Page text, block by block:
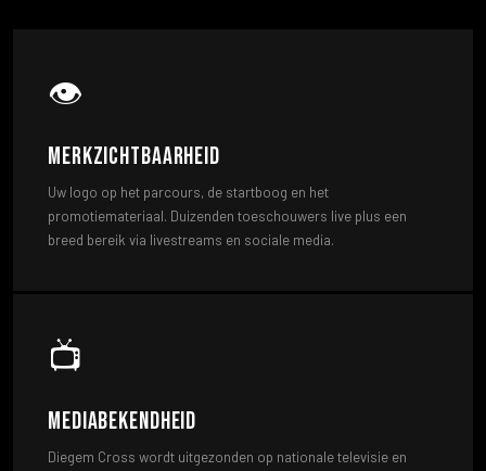
👁️
Merkzichtbaarheid
Uw logo op het parcours, de startboog en het
promotiemateriaal. Duizenden toeschouwers live plus een
breed bereik via livestreams en sociale media.
📺
Mediabekendheid
Diegem Cross wordt uitgezonden op nationale televisie en